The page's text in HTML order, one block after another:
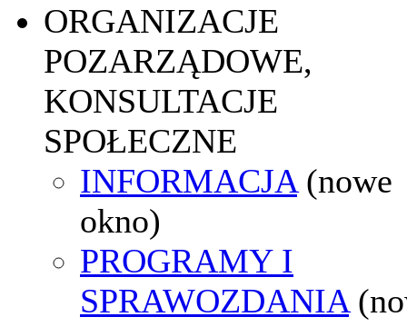
ORGANIZACJE
POZARZĄDOWE,
KONSULTACJE
SPOŁECZNE
INFORMACJA (nowe
okno)
PROGRAMY I
SPRAWOZDANIA